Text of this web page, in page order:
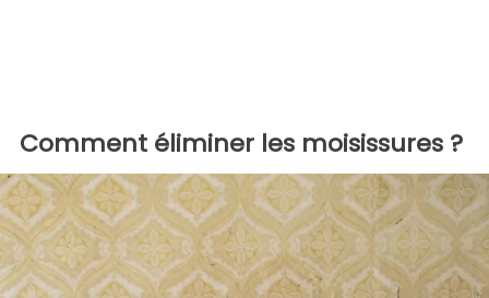
Comment éliminer les moisissures ?